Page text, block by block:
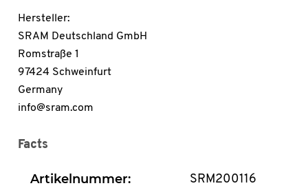
Hersteller:
SRAM Deutschland GmbH
Romstraße 1
97424 Schweinfurt
Germany
info@sram.com
Facts
Artikelnummer: SRM200116